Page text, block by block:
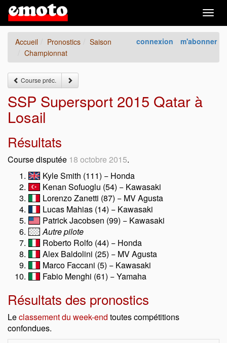
connexion m'abonner
Accueil Pronostics
Saison
Championnat
Course préc.
SSP Supersport 2015 Qatar à
Losail
Résultats
Course disputée 18 octobre 2015.
Kyle Smith (111) − Honda
Kenan Sofuoglu (54) − Kawasaki
Lorenzo Zanetti (87) − MV Agusta
Lucas Mahias (14) − Kawasaki
Patrick Jacobsen (99) − Kawasaki
Autre pilote
Roberto Rolfo (44) − Honda
Alex Baldolini (25) − MV Agusta
Marco Faccani (5) − Kawasaki
Fabio Menghi (61) − Yamaha
Résultats des pronostics
Leclassement du week-end toutes compétitions
confondues.